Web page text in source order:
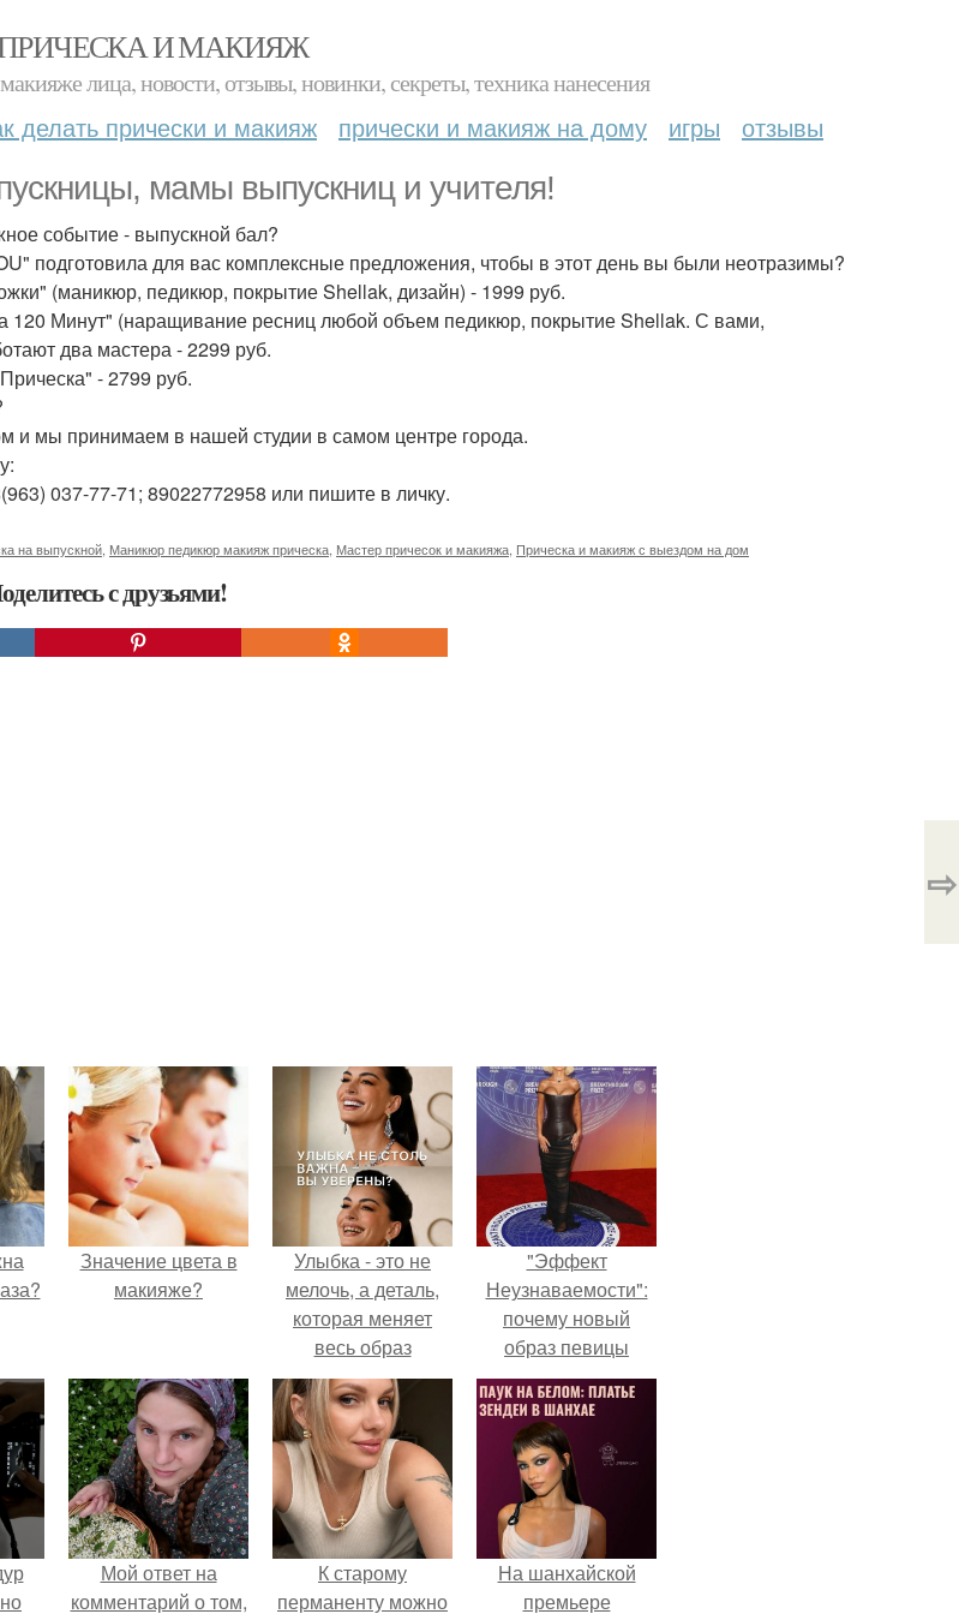
И МАКИЯЖ
лица, новости, отзывы, новинки, секреты, техника нанесения
делать прически и макияж прически и макияж на дому игры отзывы
мамы выпускниц и учителя!
событие - выпускной бал?
подготовила для вас комплексные предложения, чтобы в этот день вы были неотразимы?
(маникюр, педикюр, покрытие Shellak, дизайн) - 1999 руб.
120 Минут" (наращивание ресниц любой объем педикюр, покрытие Shellak. С вами,
два мастера - 2299 руб.
- 2799 руб.
и мы принимаем в нашей студии в самом центре города.
037-77-71; 89022772958 или пишите в личку.
на выпускной Маникюр педикюр макияж прическа Мастер причесок и макияжа Прическа и макияж с выездом на дом
с друзьями!
⇨
Значение цвета в
макияже?
Улыбка - это не
мелочь, а деталь,
которая меняет
весь образ
человека.
"Эффект
Неузнаваемости":
почему новый
образ певицы
вызвал споры о
гранях
возможного?
Мой ответ на
комментарий о том,
К старому
перманенту можно
На шанхайской
премьере